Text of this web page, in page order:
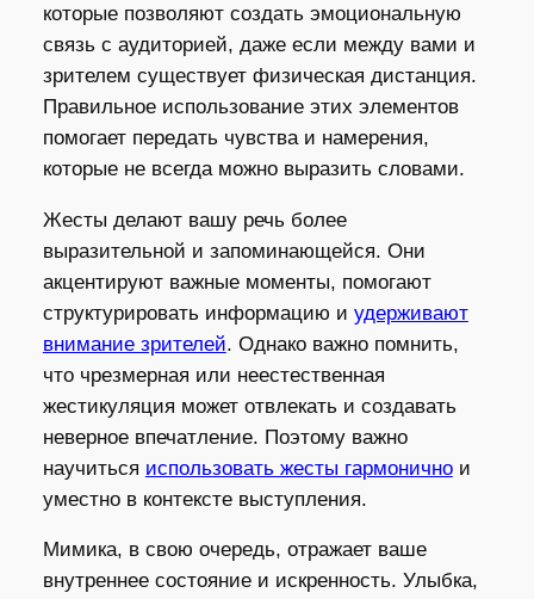
которые позволяют создать эмоциональную
связь с аудиторией, даже если между вами и
зрителем существует физическая дистанция.
Правильное использование этих элементов
помогает передать чувства и намерения,
которые не всегда можно выразить словами.
Жесты делают вашу речь более
выразительной и запоминающейся. Они
акцентируют важные моменты, помогают
структурировать информацию и удерживают
внимание зрителей. Однако важно помнить,
что чрезмерная или неестественная
жестикуляция может отвлекать и создавать
неверное впечатление. Поэтому важно
научиться использовать жесты гармоничнои
уместно в контексте выступления.
Мимика, в свою очередь, отражает ваше
внутреннее состояние и искренность. Улыбка,